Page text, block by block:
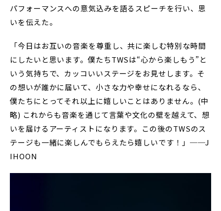
パフォーマンスへの意気込みを語るスピーチを行い、思
いを伝えた。
「今日はお互いの音楽を尊重し、共に楽しむ特別な時間
にしたいと思います。僕たちTWSは“心から楽しもう”と
いう気持ちで、カッコいいステージをお見せします。そ
の想いが誰かに届いて、小さな力や幸せになれるなら、
僕たちにとってそれ以上に嬉しいことはありません。(中
略) これからも音楽を通じて言葉や文化の壁を越えて、想
いを届けるアーティストになります。この後のTWSのス
テージも一緒に楽しんでもらえたら嬉しいです！」──J
IHOON